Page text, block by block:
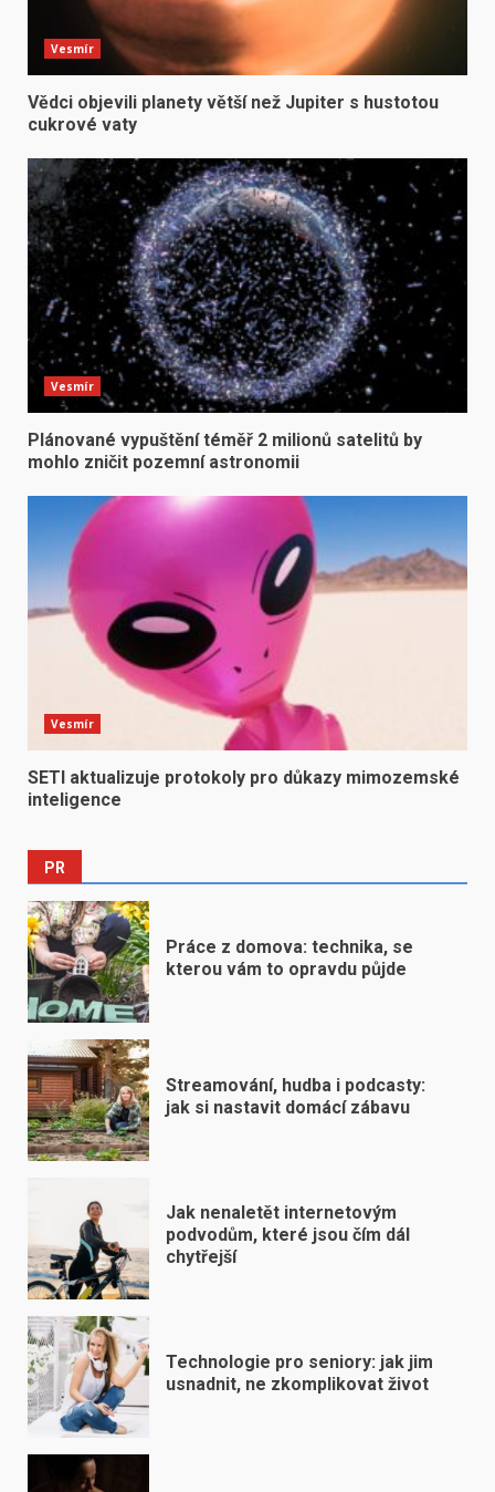
Vesmír
Vědci objevili planety větší než Jupiter s hustotou
cukrové vaty
Vesmír
Plánované vypuštění téměř 2 milionů satelitů by
mohlo zničit pozemní astronomii
Vesmír
SETI aktualizuje protokoly pro důkazy mimozemské
inteligence
PR
Práce z domova: technika, se
kterou vám to opravdu půjde
Streamování, hudba i podcasty:
jak si nastavit domácí zábavu
Jak nenaletět internetovým
podvodům, které jsou čím dál
chytřejší
Technologie pro seniory: jak jim
usnadnit, ne zkomplikovat život